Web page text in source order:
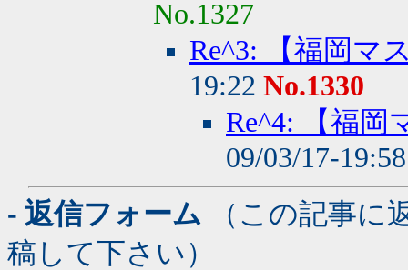
No.1327
Re^3: 【福岡マ
19:22 No.1330
Re^4: 【福岡
09/03/17-
- 返信フォーム （この記事に
稿して下さい）